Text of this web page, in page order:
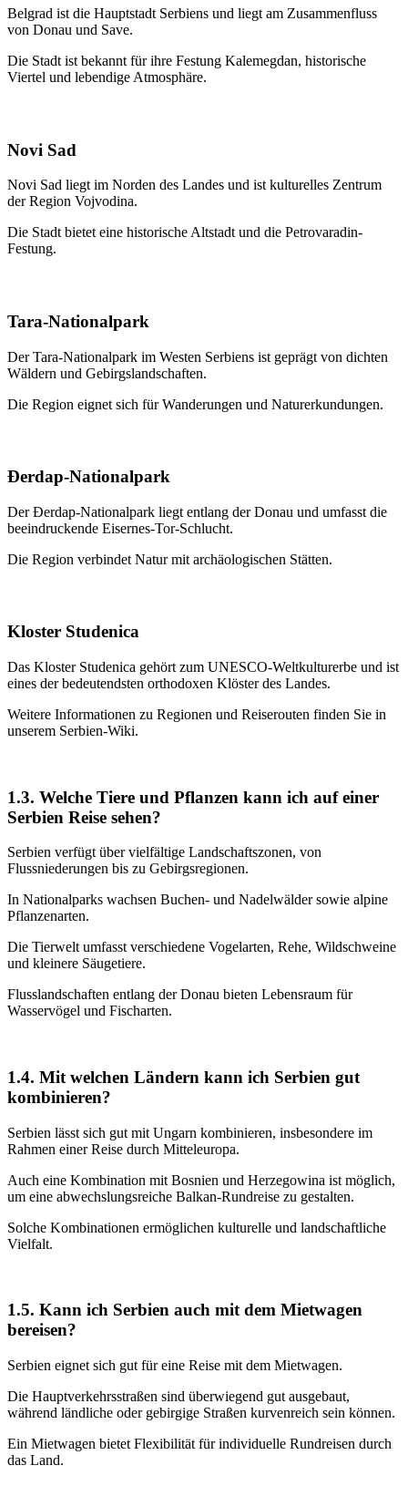
Belgrad ist die Hauptstadt Serbiens und liegt am Zusammenfluss
von Donau und Save.
Die Stadt ist bekannt für ihre Festung Kalemegdan, historische
Viertel und lebendige Atmosphäre.
Novi Sad
Novi Sad liegt im Norden des Landes und ist kulturelles Zentrum
der Region Vojvodina.
Die Stadt bietet eine historische Altstadt und die Petrovaradin-
Festung.
Tara-Nationalpark
Der Tara-Nationalpark im Westen Serbiens ist geprägt von dichten
Wäldern und Gebirgslandschaften.
Die Region eignet sich für Wanderungen und Naturerkundungen.
Đerdap-Nationalpark
Der Đerdap-Nationalpark liegt entlang der Donau und umfasst die
beeindruckende Eisernes-Tor-Schlucht.
Die Region verbindet Natur mit archäologischen Stätten.
Kloster Studenica
Das Kloster Studenica gehört zum UNESCO-Weltkulturerbe und ist
eines der bedeutendsten orthodoxen Klöster des Landes.
Weitere Informationen zu Regionen und Reiserouten finden Sie in
unserem Serbien-Wiki.
1.3. Welche Tiere und Pflanzen kann ich auf einer
Serbien Reise sehen?
Serbien verfügt über vielfältige Landschaftszonen, von
Flussniederungen bis zu Gebirgsregionen.
In Nationalparks wachsen Buchen- und Nadelwälder sowie alpine
Pflanzenarten.
Die Tierwelt umfasst verschiedene Vogelarten, Rehe, Wildschweine
und kleinere Säugetiere.
Flusslandschaften entlang der Donau bieten Lebensraum für
Wasservögel und Fischarten.
1.4. Mit welchen Ländern kann ich Serbien gut
kombinieren?
Serbien lässt sich gut mit Ungarn kombinieren, insbesondere im
Rahmen einer Reise durch Mitteleuropa.
Auch eine Kombination mit Bosnien und Herzegowina ist möglich,
um eine abwechslungsreiche Balkan-Rundreise zu gestalten.
Solche Kombinationen ermöglichen kulturelle und landschaftliche
Vielfalt.
1.5. Kann ich Serbien auch mit dem Mietwagen
bereisen?
Serbien eignet sich gut für eine Reise mit dem Mietwagen.
Die Hauptverkehrsstraßen sind überwiegend gut ausgebaut,
während ländliche oder gebirgige Straßen kurvenreich sein können.
Ein Mietwagen bietet Flexibilität für individuelle Rundreisen durch
das Land.